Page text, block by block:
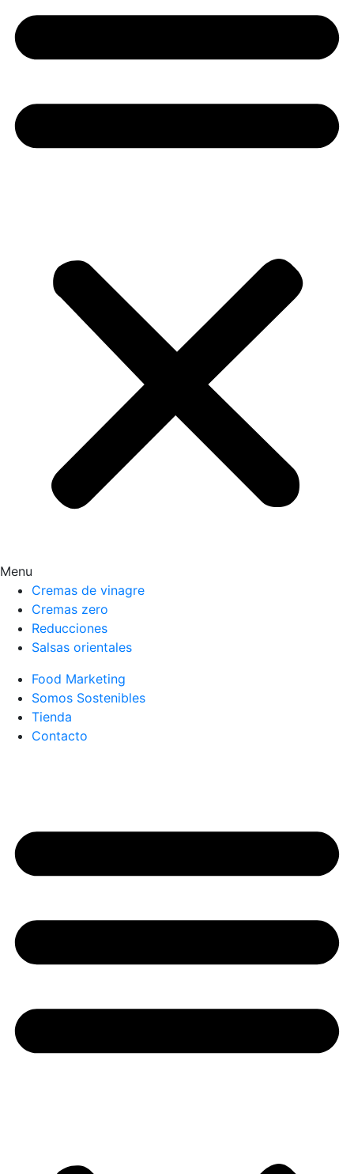
Menu
Cremas de vinagre
Cremas zero
Reducciones
Salsas orientales
Food Marketing
Somos Sostenibles
Tienda
Contacto